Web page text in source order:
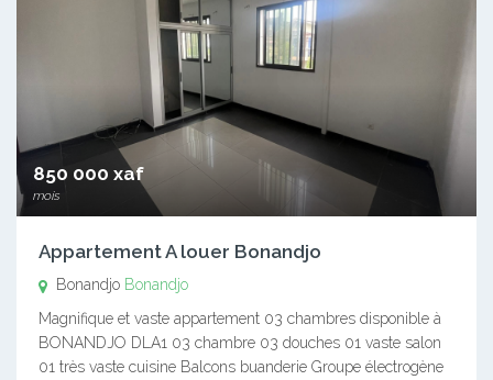
850 000 xaf
mois
Appartement A louer Bonandjo
Bonandjo Bonandjo
Magnifique et vaste appartement 03 chambres disponible à
BONANDJO DLA1 03 chambre 03 douches 01 vaste salon
01 très vaste cuisine Balcons buanderie Groupe électrogène